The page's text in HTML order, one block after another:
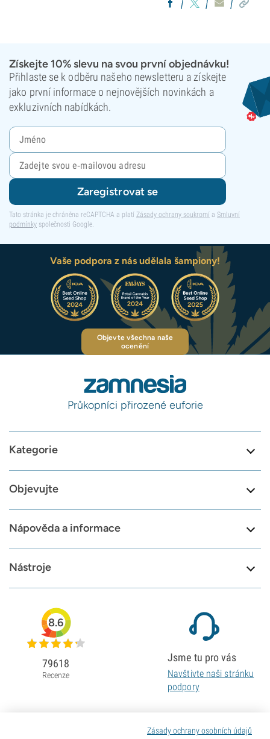
Získejte 10% slevu na svou první objednávku!
Přihlaste se k odběru našeho newsletteru a získejte
jako první informace o nejnovějších novinkách a
exkluzivních nabídkách.
Zaregistrovat se
Tato stránka je chráněna reCAPTCHA a platí Zásady ochrany soukromí a Smluvní
podmínky společnosti Google.
Vaše podpora z nás udělala šampiony!
Objevte všechna naše
ocenění
Průkopníci přirozené euforie
Kategorie
Objevujte
Nápověda a informace
Nástroje
Zásady ochrany osobních údajů
8.6
79618
Recenze
Jsme tu pro vás
Navštivte naši stránku
podpory